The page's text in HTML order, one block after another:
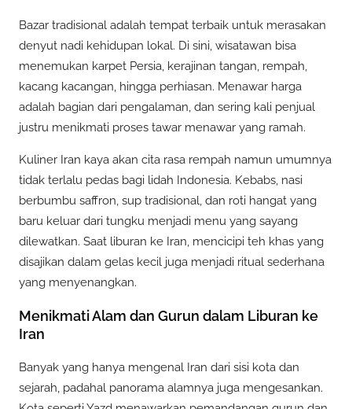
Bazar tradisional adalah tempat terbaik untuk merasakan
denyut nadi kehidupan lokal. Di sini, wisatawan bisa
menemukan karpet Persia, kerajinan tangan, rempah,
kacang kacangan, hingga perhiasan. Menawar harga
adalah bagian dari pengalaman, dan sering kali penjual
justru menikmati proses tawar menawar yang ramah.
Kuliner Iran kaya akan cita rasa rempah namun umumnya
tidak terlalu pedas bagi lidah Indonesia. Kebabs, nasi
berbumbu saffron, sup tradisional, dan roti hangat yang
baru keluar dari tungku menjadi menu yang sayang
dilewatkan. Saat liburan ke Iran, mencicipi teh khas yang
disajikan dalam gelas kecil juga menjadi ritual sederhana
yang menyenangkan.
Menikmati Alam dan Gurun dalam Liburan ke
Iran
Banyak yang hanya mengenal Iran dari sisi kota dan
sejarah, padahal panorama alamnya juga mengesankan.